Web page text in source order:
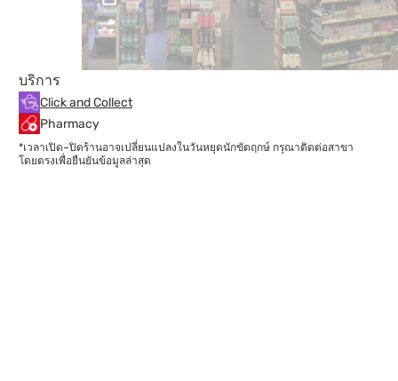
บริการ
Click and Collect
Pharmacy
*เวลาเปิด–ปิดร้านอาจเปลี่ยนแปลงในวันหยุดนักขัตฤกษ์ กรุณาติดต่อสาขา
โดยตรงเพื่อยืนยันข้อมูลล่าสุด